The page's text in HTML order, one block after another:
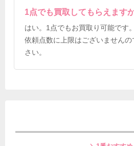
1点でも買取してもらえます
はい。1点でもお買取り可能です
依頼点数に上限はございません
さい。